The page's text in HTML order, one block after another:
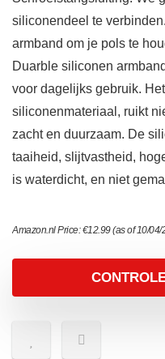
siliconendeel te
armband om je pols te
Duarble siliconen
voor dagelijks gebruik.
siliconenmateriaal, ruikt
zacht en duurzaam. De
taaiheid, slijtvastheid,
is waterdicht, en niet
Amazon.nl Price:€12.99(as of 10/04/